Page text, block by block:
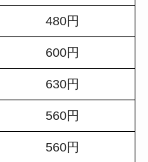
480円
600円
630円
560円
560円